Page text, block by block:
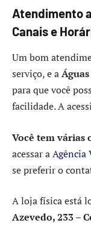
Atendimento
Canais e
Um bom
serviço, e a
para que você
facilidade. A
Você tem várias
acessar aAgência
se preferir o
A loja física está
Azevedo, 233 –